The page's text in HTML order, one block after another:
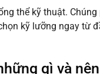
thể kỹ thuật.
kỹ lưỡng ngay từ
gì và